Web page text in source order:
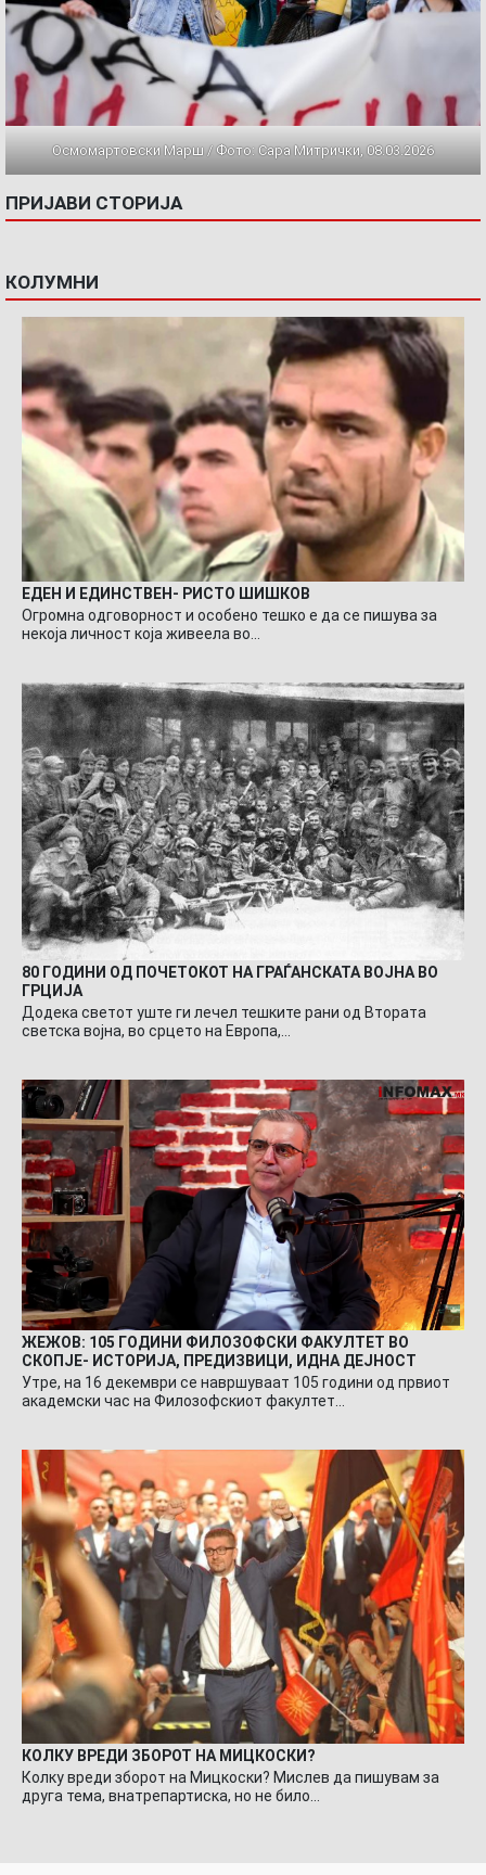
Осмомартовски Марш / Фото: Сара Митрички, 08.03.2026
ПРИЈАВИ СТОРИЈА
КОЛУМНИ
ЕДЕН И ЕДИНСТВЕН- РИСТО ШИШКОВ
Огромна одговорност и особено тешко е да се пишува за
некоја личност која живеела во…
80 ГОДИНИ ОД ПОЧЕТОКОТ НА ГРАЃАНСКАТА ВОЈНА ВО
ГРЦИЈА
Додека светот уште ги лечел тешките рани од Втората
светска војна, во срцето на Европа,…
ЖЕЖОВ: 105 ГОДИНИ ФИЛОЗОФСКИ ФАКУЛТЕТ ВО
СКОПЈЕ- ИСТОРИЈА, ПРЕДИЗВИЦИ, ИДНА ДЕЈНОСТ
Утре, на 16 декември се навршуваат 105 години од првиот
академски час на Филозофскиот факултет…
КОЛКУ ВРЕДИ ЗБОРОТ НА МИЦКОСКИ?
Колку вреди зборот на Мицкоски? Мислев да пишувам за
друга тема, внатрепартиска, но не било…